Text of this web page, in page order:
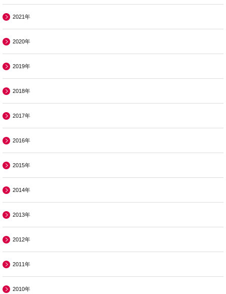
2021年
2020年
2019年
2018年
2017年
2016年
2015年
2014年
2013年
2012年
2011年
2010年